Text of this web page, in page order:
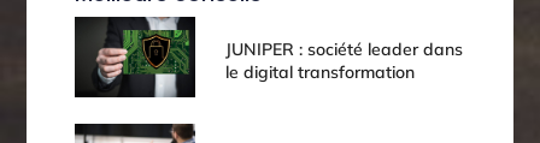
JUNIPER : société leader dans
le digital transformation